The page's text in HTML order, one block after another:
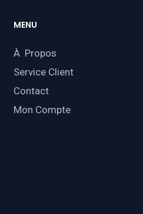
MENU
À Propos
Service Client
Contact
Mon Compte